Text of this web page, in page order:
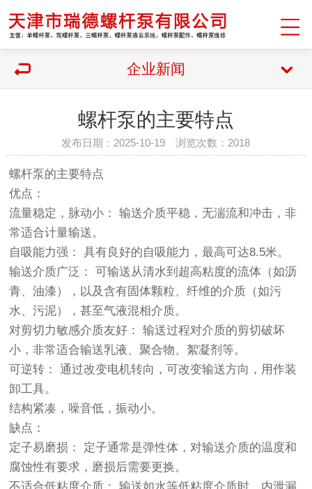
企业新闻
螺杆泵​的主要特点
发布日期：2025-10-19 浏览次数：2018
螺杆泵 的主要特点
优点：
流量稳定，脉动小： 输送介质平稳，无湍流和冲击，非
常适合计量输送。
自吸能力强： 具有良好的自吸能力，最高可达8.5米。
输送介质广泛： 可输送从清水到超高粘度的流体（如沥
青、油漆），以及含有固体颗粒、纤维的介质（如污
水、污泥），甚至气液混相介质。
对剪切力敏感介质友好： 输送过程对介质的剪切破坏
小，非常适合输送乳液、聚合物、絮凝剂等。
可逆转： 通过改变电机转向，可改变输送方向，用作装
卸工具。
结构紧凑，噪音低，振动小。
缺点：
定子易磨损： 定子通常是弹性体，对输送介质的温度和
腐蚀性有要求，磨损后需要更换。